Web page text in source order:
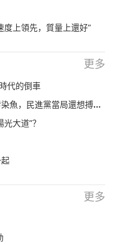
上領先，質量上還好”
更多
代的倒車
民進黨當局還想搏命獻媚？
大道”？
更多